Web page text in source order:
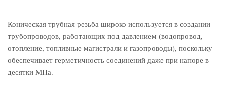
Коническая трубная резьба широко используется в создании
трубопроводов, работающих под давлением (водопровод,
отопление, топливные магистрали и газопроводы), поскольку
обеспечивает герметичность соединений даже при напоре в
десятки МПа.